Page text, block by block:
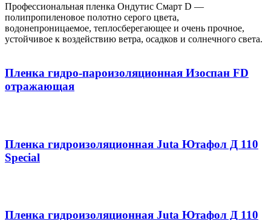
Профессиональная пленка Ондутис Смарт D —
полипропиленовое полотно серого цвета,
водонепроницаемое, теплосберегающее и очень прочное,
устойчивое к воздействию ветра, осадков и солнечного света.
Пленка гидро-пароизоляционная Изоспан FD
отражающая
Пленка гидроизоляционная Juta Ютафол Д 110
Special
Пленка гидроизоляционная Juta Ютафол Д 110